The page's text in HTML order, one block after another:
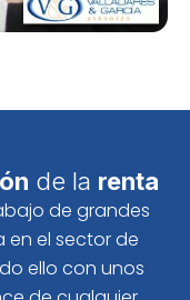
de la renta
de grandes
en el sector de
ello con unos